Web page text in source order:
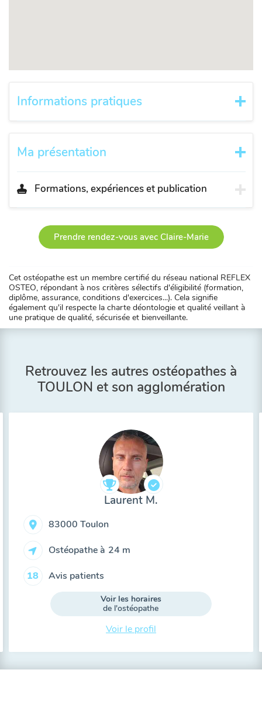
Informations pratiques
Ma présentation
Formations, expériences et publication
Prendre rendez-vous avec Claire-Marie
Cet ostéopathe est un membre certifié du réseau national REFLEX
OSTEO, répondant à nos critères sélectifs d'éligibilité (formation,
diplôme, assurance, conditions d'exercices...). Cela signifie
également qu'il respecte la charte déontologie et qualité veillant à
une pratique de qualité, sécurisée et bienveillante.
Retrouvez les autres ostéopathes à
TOULON et son agglomération
Laurent M.
83000 Toulon
Ostéopathe à 24 m
18 Avis patients
Voir les horaires
de l'ostéopathe
Voir le profil